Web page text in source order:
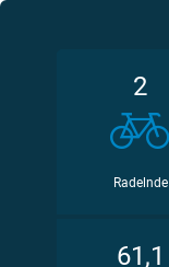
2
Radelnde
61,1